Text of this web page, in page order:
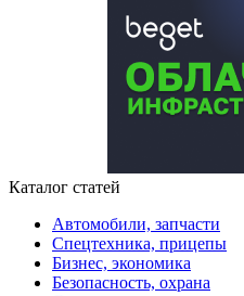
Каталог статей
Автомобили, запчасти
Спецтехника, прицепы
Бизнес, экономика
Безопасность, охрана